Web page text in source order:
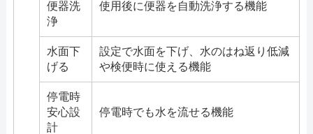
便器洗
浄
使用後に便器を自動洗浄する機能
水面下
げる
設定で水面を下げ、水のはね返り低減
や検便時に使える機能
停電時
安心設
計
停電時でも水を流せる機能